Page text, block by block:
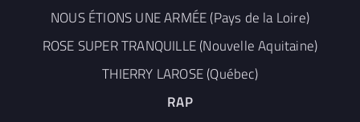
NOUS ÉTIONS UNE ARMÉE (Pays de la Loire)
ROSE SUPER TRANQUILLE (Nouvelle Aquitaine)
THIERRY LAROSE (Québec)
RAP